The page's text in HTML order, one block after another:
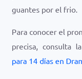
guantes por el frio.
Para conocer el
precisa, consulta
para 14 días en